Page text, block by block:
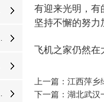
有迎来光明，有
坚持不懈的努力
飞机之家仍然在
上一篇： 江西萍乡
下一篇： 湖北武汉